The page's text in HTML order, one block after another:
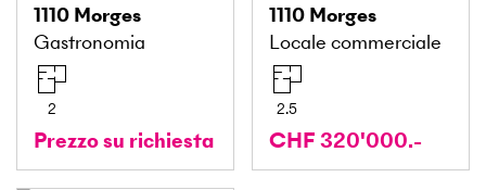
1110 Morges
Gastronomia
2
Prezzo su richiesta
1110 Morges
Locale commerciale
2.5
CHF 320'000.-